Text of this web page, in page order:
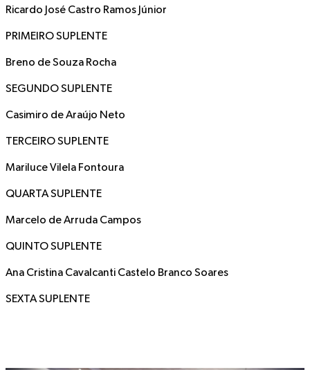
Ricardo José Castro Ramos Júnior
PRIMEIRO SUPLENTE
Breno de Souza Rocha
SEGUNDO SUPLENTE
Casimiro de Araújo Neto
TERCEIRO SUPLENTE
Mariluce Vilela Fontoura
QUARTA SUPLENTE
Marcelo de Arruda Campos
QUINTO SUPLENTE
Ana Cristina Cavalcanti Castelo Branco Soares
SEXTA SUPLENTE